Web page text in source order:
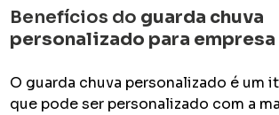
Benefícios do guarda chuva
personalizado para empresa
O guarda chuva personalizado é um
que pode ser personalizado com a